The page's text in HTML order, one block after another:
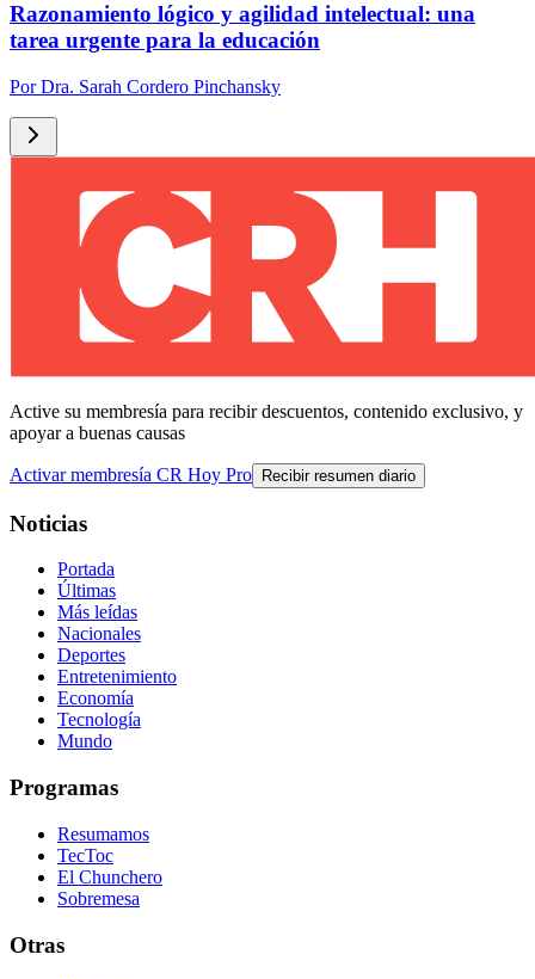
Razonamiento lógico y agilidad intelectual: una
tarea urgente para la educación
PorDra. Sarah Cordero Pinchansky
Active su membresía para recibir descuentos, contenido exclusivo, y
apoyar a buenas causas
Activar membresía CR Hoy Pro Recibir resumen diario
Noticias
Portada
Últimas
Más leídas
Nacionales
Deportes
Entretenimiento
Economía
Tecnología
Mundo
Programas
Resumamos
TecToc
El Chunchero
Sobremesa
Otras